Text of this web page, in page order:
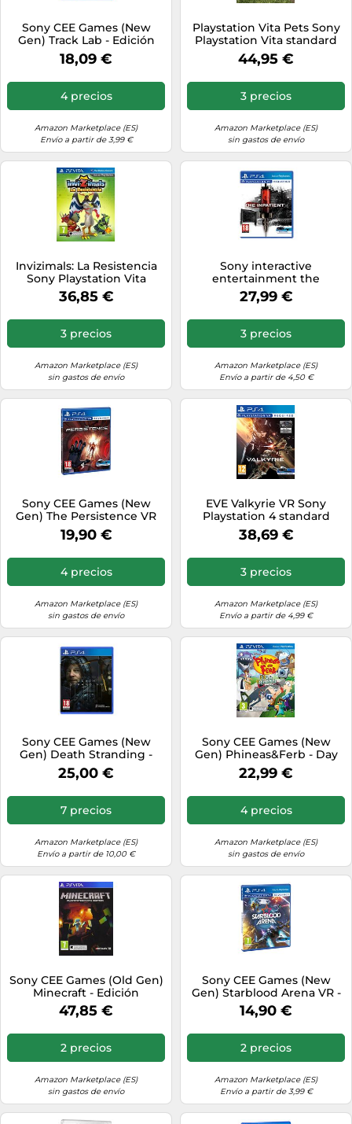
Sony CEE Games (New
Gen) Track Lab - Edición
Estándar
18,09 €
4 precios
Amazon Marketplace (ES)
Envío a partir de 3,99 €
Playstation Vita Pets Sony
Playstation Vita standard
44,95 €
3 precios
Amazon Marketplace (ES)
sin gastos de envío
Invizimals: La Resistencia
Sony Playstation Vita
standard
36,85 €
3 precios
Amazon Marketplace (ES)
sin gastos de envío
Sony interactive
entertainment the
inpatient playstation 4
27,99 €
3 precios
Amazon Marketplace (ES)
Envío a partir de 4,50 €
Sony CEE Games (New
Gen) The Persistence VR
19,90 €
4 precios
Amazon Marketplace (ES)
sin gastos de envío
EVE Valkyrie VR Sony
Playstation 4 standard
38,69 €
3 precios
Amazon Marketplace (ES)
Envío a partir de 4,99 €
Sony CEE Games (New
Gen) Death Stranding -
Edición Estandar
25,00 €
7 precios
Amazon Marketplace (ES)
Envío a partir de 10,00 €
Sony CEE Games (New
Gen) Phineas&Ferb - Day
Of Doofenshmirtz
22,99 €
4 precios
Amazon Marketplace (ES)
sin gastos de envío
Sony CEE Games (Old Gen)
Minecraft - Edición
Estándar, PlayStation Vita,
Disco, Versión 120
47,85 €
2 precios
Amazon Marketplace (ES)
sin gastos de envío
Sony CEE Games (New
Gen) Starblood Arena VR -
Edición Estándar
14,90 €
2 precios
Amazon Marketplace (ES)
Envío a partir de 3,99 €